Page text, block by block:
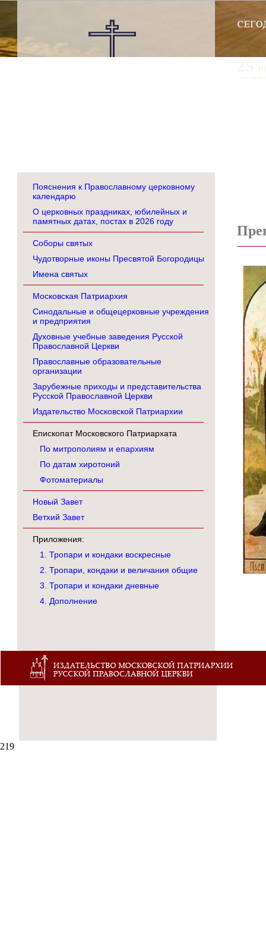
Пояснения к Православному церковному
календарю
О церковных праздниках, юбилейных и
памятных датах, постах в 2026 году
Соборы святых
Чудотворные иконы Пресвятой Богородицы
Имена святых
Московская Патриархия
Синодальные и общецерковные учреждения
и предприятия
Духовные учебные заведения Русской
Православной Церкви
Православные образовательные
организации
Зарубежные приходы и представительства
Русской Православной Церкви
Издательство Московской Патриархии
Епископат Московского Патриархата
По митрополиям и епархиям
По датам хиротоний
Фотоматериалы
Новый Завет
Ветхий Завет
Приложения:
1. Тропари и кондаки воскресные
2. Тропари, кондаки и величания общие
3. Тропари и кондаки дневные
4. Дополнение
25
по
219